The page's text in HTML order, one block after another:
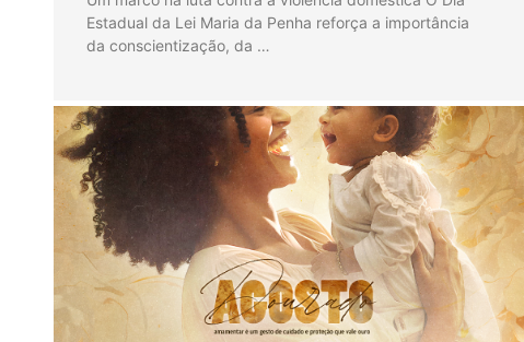
Estadual da Lei Maria da Penha reforça a importância
da conscientização, da …